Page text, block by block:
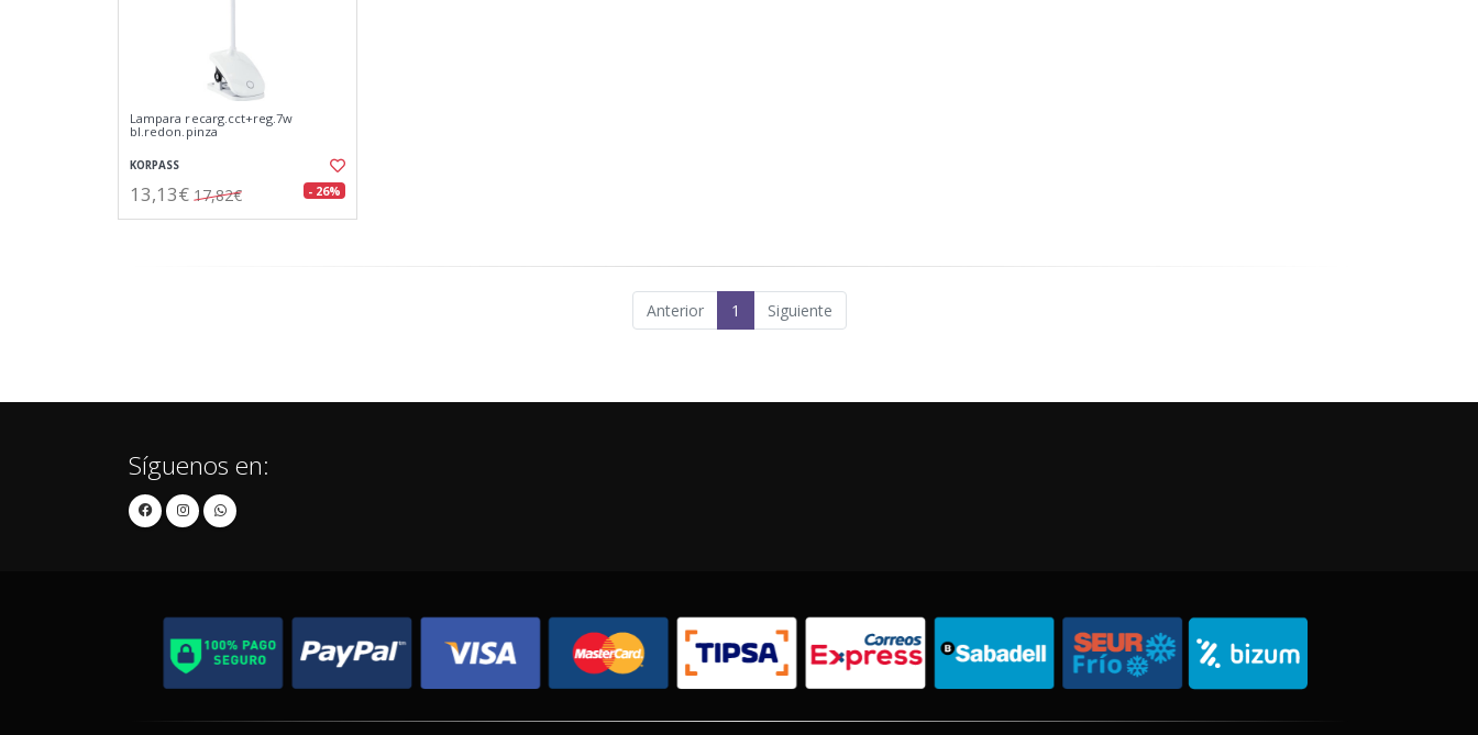
Lampara recarg.cct+reg.7w
bl.redon.pinza
KORPASS
13,13€ 17,82€ - 26%
Anterior 1 Siguiente
Síguenos en: